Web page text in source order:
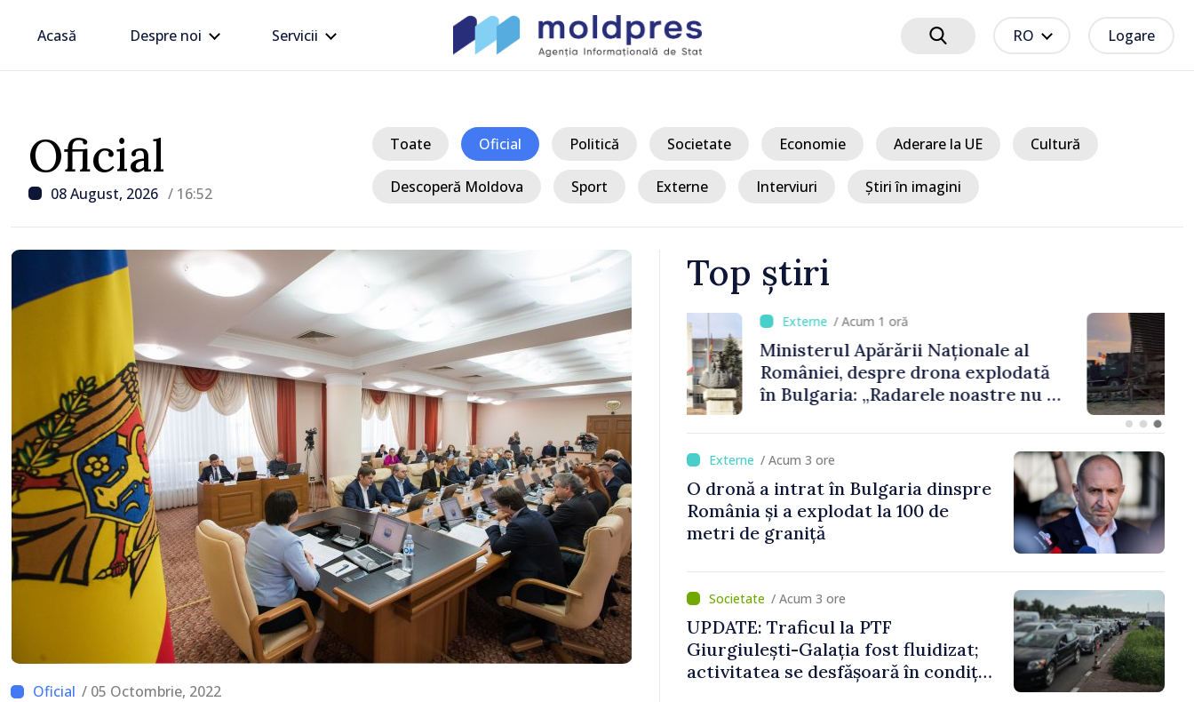
Acasă Despre noi Servicii RO Logare
Oficial
08 August, 2026 / 16:52
Toate Oficial Politică Societate Economie Aderare la UE Cultură
Descoperă Moldova Sport Externe Interviuri Știri în imagini
/ 05 Octombrie, 2022
Top știri
/ Acum 36 minute
VIDEO // Călărași formează cel mai
mare cluster de amalgamare
voluntară din Republica Moldova.
Consiliul orășenesc a aprobat
decizia finală
/ Acum 1 oră
Ministerul Apărării Naționale al
României, despre drona explodată
în Bulgaria: „Radarele noastre nu au
detectat niciun vehicul aerian”
/ Acum 3 ore
O dronă a intrat în Bulgaria dinspre
România și a explodat la 100 de
metri de graniță
/ Acum 3 ore
UPDATE: Traficul la PTF
Giurgiulești-Galația fost fluidizat;
activitatea se desfășoară în condiții